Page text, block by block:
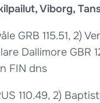
Viborg,
GRB 115.51, 2)
Dallimore GBR
FIN dns
110.49, 2)